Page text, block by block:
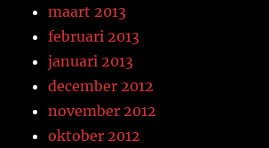
maart 2013
februari 2013
januari 2013
december 2012
november 2012
oktober 2012